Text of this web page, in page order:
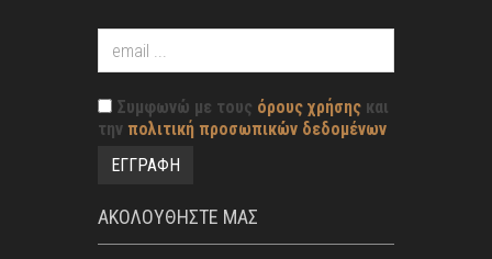
Συμφωνώ με τους όρους χρήσης και
την πολιτική προσωπικών δεδομένων
ΑΚΟΛΟΥΘΗΣΤΕ ΜΑΣ